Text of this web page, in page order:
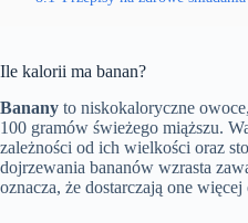
Ile kalorii ma banan?
Banany to niskokaloryczne
100 gramów świeżego miąższu.
zależności od ich wielkości oraz
dojrzewania bananów wzrasta
oznacza, że dostarczają one więcej